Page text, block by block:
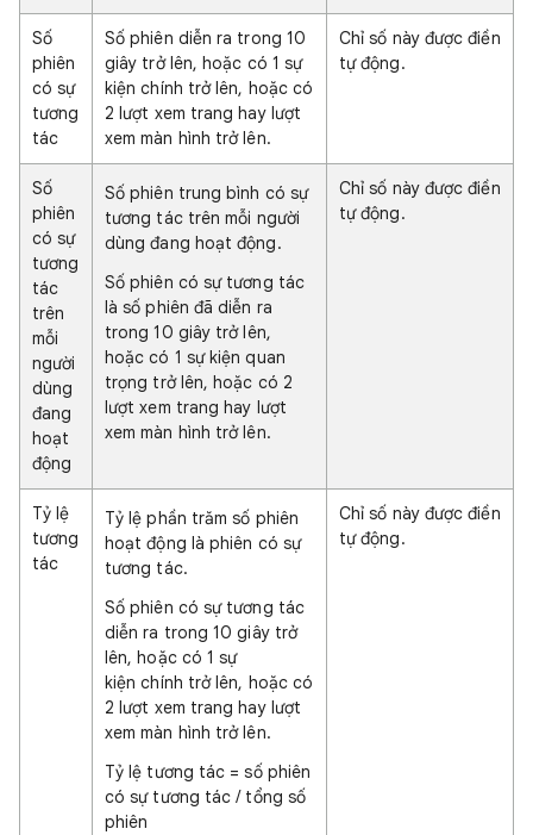
Số
phiên
có sự
tương
tác
Số phiên diễn ra trong 10
giây trở lên, hoặc có 1 sự
kiện chính trở lên, hoặc có
2 lượt xem trang hay lượt
xem màn hình trở lên.
Chỉ số này được điền
tự động.
Số
phiên
có sự
tương
tác
trên
mỗi
người
dùng
đang
hoạt
động
Số phiên trung bình có sự
tương tác trên mỗi người
dùng đang hoạt động.
Số phiên có sự tương tác
là số phiên đã diễn ra
trong 10 giây trở lên,
hoặc có 1 sự kiện quan
trọng trở lên, hoặc có 2
lượt xem trang hay lượt
xem màn hình trở lên.
Chỉ số này được điền
tự động.
Tỷ lệ
tương
tác
Tỷ lệ phần trăm số phiên
hoạt động là phiên có sự
tương tác.
Số phiên có sự tương tác
diễn ra trong 10 giây trở
lên, hoặc có 1 sự
kiện chính trở lên, hoặc có
2 lượt xem trang hay lượt
xem màn hình trở lên.
Tỷ lệ tương tác = số phiên
có sự tương tác / tổng số
phiên
Chỉ số này được điền
tự động.